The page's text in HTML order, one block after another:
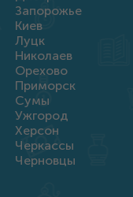
Запорожье
Киев
Луцк
Николаев
Орехово
Приморск
Сумы
Ужгород
Херсон
Черкассы
Черновцы